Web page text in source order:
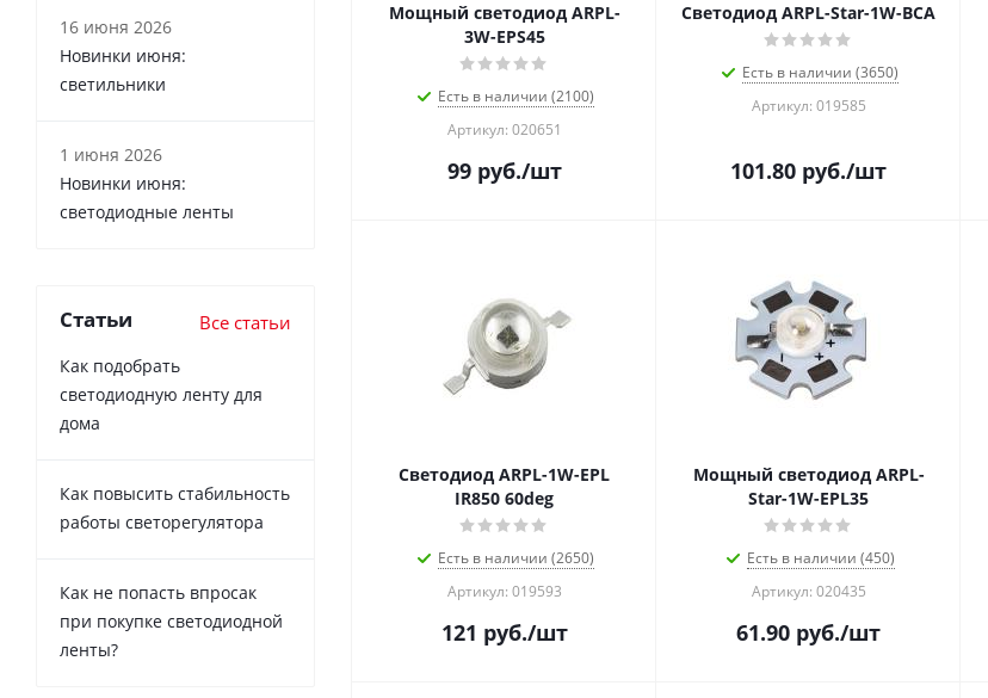
Мощный светодиод ARPL-
3W-EPS45
Есть в наличии (2100)
Артикул: 020651
99руб./шт
Светодиод ARPL-Star-1W-BCA
Есть в наличии (3650)
Артикул: 019585
101.80 руб./шт
Светодиод ARPL-1W-EPL
IR850 60deg
Есть в наличии (2650)
Артикул: 019593
121 руб./шт
Мощный светодиод ARPL-
Star-1W-EPL35
Есть в наличии (450)
Артикул: 020435
61.90 руб./шт
16 июня 2026
Новинки июня:
светильники
1 июня 2026
Новинки июня:
светодиодные ленты
Статьи Все статьи
Как подобрать
светодиодную ленту для
дома
Как повысить стабильность
работы светорегулятора
Как не попасть впросак
при покупке светодиодной
ленты?